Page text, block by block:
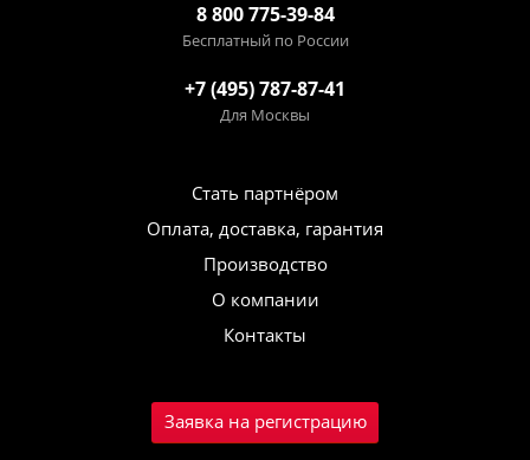
8 800 775-39-84
Бесплатный по России
+7 (495) 787-87-41
Для Москвы
Стать партнёром
Оплата, доставка, гарантия
Производство
О компании
Контакты
Заявка на регистрацию